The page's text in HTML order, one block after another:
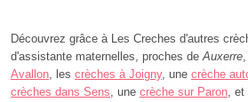
Découvrez grâce à Les Creches d'autres
d'assistante maternelles, proches deAuxerre
Avallon, les crèches à Joigny, une crèche
crèches dans Sens, une crèche sur Paron, et